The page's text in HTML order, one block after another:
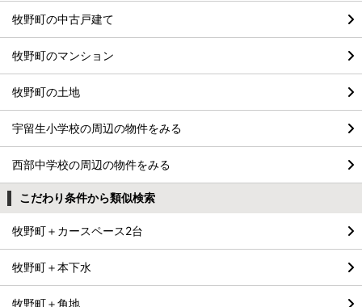
牧野町の中古戸建て
牧野町のマンション
牧野町の土地
宇留生小学校の周辺の物件をみる
西部中学校の周辺の物件をみる
こだわり条件から類似検索
牧野町＋カースペース2台
牧野町＋本下水
牧野町＋角地